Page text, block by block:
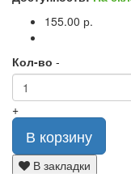
155.00 р.
Кол-во -
+
В корзину
В закладки